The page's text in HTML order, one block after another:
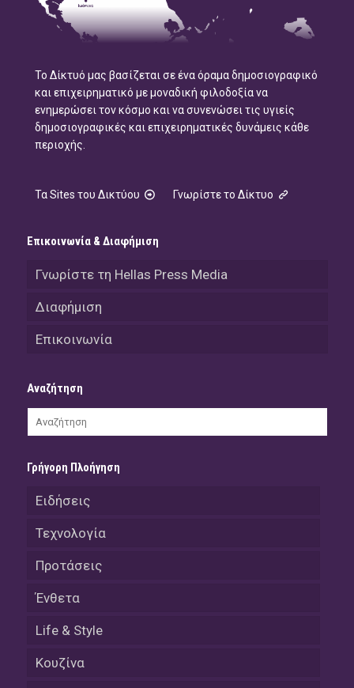
Το Δίκτυό μας βασίζεται σε ένα όραμα δημοσιογραφικό
και επιχειρηματικό με μοναδική φιλοδοξία να
ενημερώσει τον κόσμο και να συνενώσει τις υγιείς
δημοσιογραφικές και επιχειρηματικές δυνάμεις κάθε
περιοχής.
Τα Sites του Δικτύου Γνωρίστε το Δίκτυο
Επικοινωνία & Διαφήμιση
Γνωρίστε τη Hellas Press Media
Διαφήμιση
Επικοινωνία
Αναζήτηση
Γρήγορη Πλοήγηση
Ειδήσεις
Τεχνολογία
Προτάσεις
Ένθετα
Life & Style
Κουζίνα